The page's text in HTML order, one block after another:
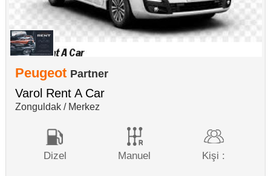
Peugeot Partner
Varol Rent A Car
Zonguldak / Merkez
Dizel Manuel Kişi :